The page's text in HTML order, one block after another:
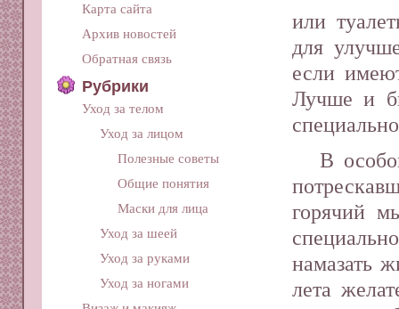
или
для
если
Лучше и
В
горячий
намазать
лета
Карта сайта
Архив новостей
Обратная связь
Рубрики
Уход за телом
Уход за лицом
Полезные советы
Общие понятия
Маски для лица
Уход за шеей
Уход за руками
Уход за ногами